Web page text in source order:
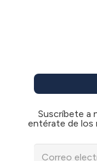
Suscríbete a
entérate de los